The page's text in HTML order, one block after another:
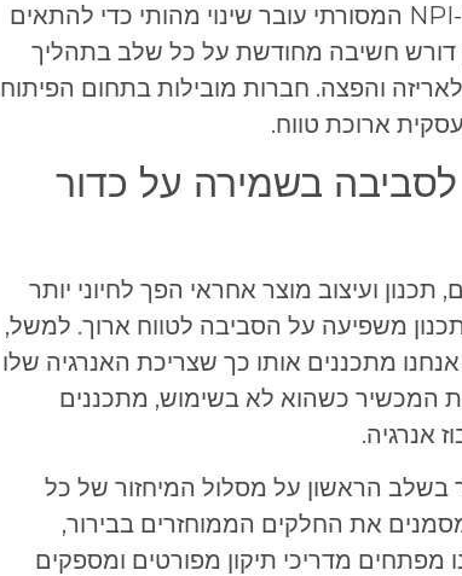
חדשניים תוך שמירה על הסביבה. תהליך ה-NPI המסורתי עובר שינוי מהותי כדי להתאים
דורש חשיבה מחודשת על כל שלב בתהליך
והפצה. חברות מובילות בתחום הפיתוח
ארוכת טווח.
לסביבה בשמירה על כדור
ועיצוב מוצר אחראי הפך לחיוני יותר
משפיעה על הסביבה לטווח ארוך. למשל,
מתכננים אותו כך שצריכת האנרגיה שלו
המכשיר כשהוא לא בשימוש, מתכננים
אנרגיה.
בשלב הראשון על מסלול המיחזור של כל
את החלקים הממוחזרים בבירור,
מפתחים מדריכי תיקון מפורטים ומספקים